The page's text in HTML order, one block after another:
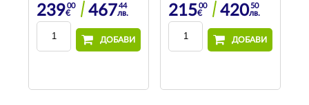
23900
€ 46744
лв.
ДОБАВИ
21500
€ 42050
лв.
ДОБАВИ